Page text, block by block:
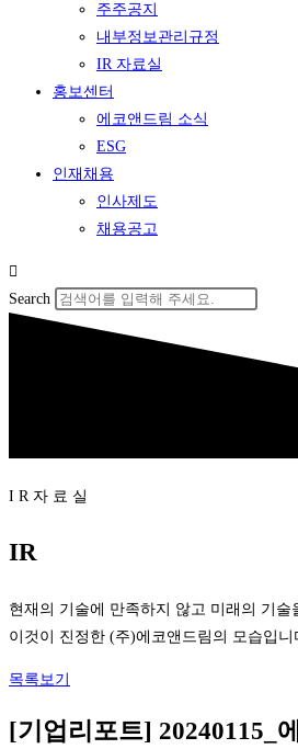
주주공지
내부정보관리규정
IR 자료실
홍보센터
에코앤드림 소식
ESG
인재채용
인사제도
채용공고
Search
I R 자 료 실
IR
현재의 기술에 만족하지 않고 미래의 기
이것이 진정한 (주)에코앤드림의 모습입니
목록보기
[기업리포트] 20240115_